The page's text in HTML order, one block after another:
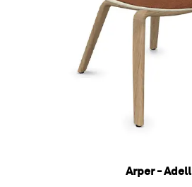
Arper - Adell